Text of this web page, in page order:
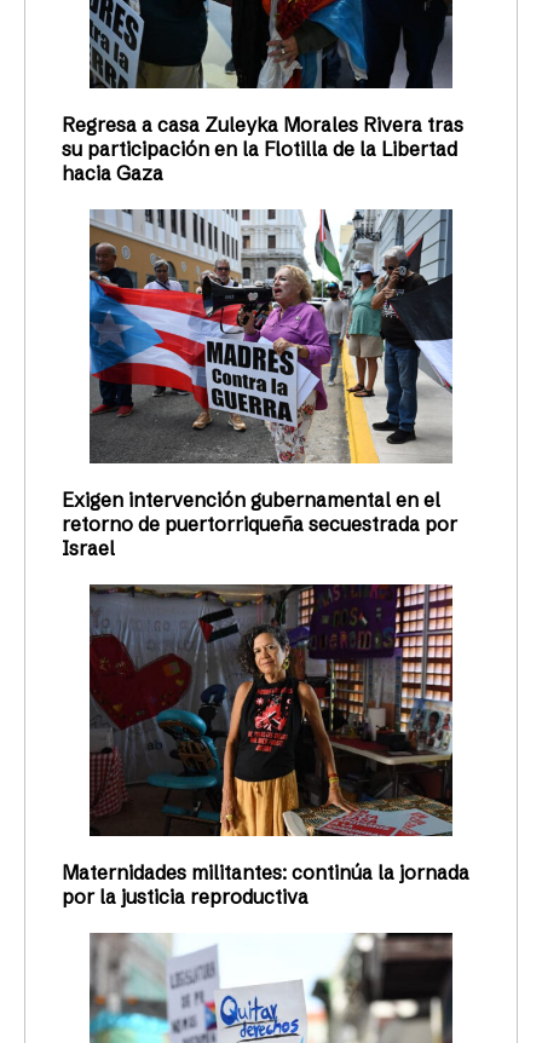
Regresa a casa Zuleyka Morales Rivera tras
su participación en la Flotilla de la Libertad
hacia Gaza
Exigen intervención gubernamental en el
retorno de puertorriqueña secuestrada por
Israel
Maternidades militantes: continúa la jornada
por la justicia reproductiva